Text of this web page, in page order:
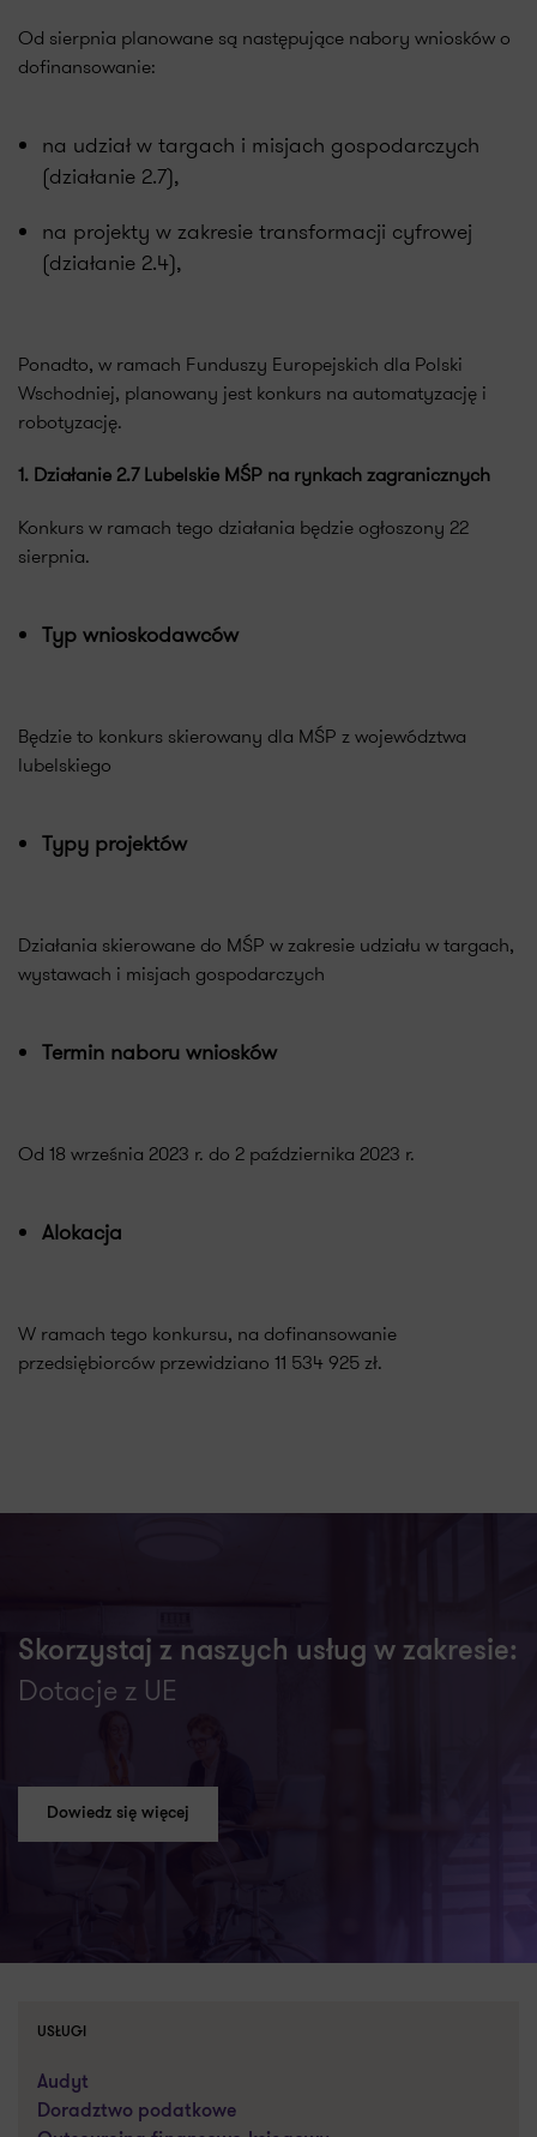
Od sierpnia planowane są następujące nabory wniosków o
dofinansowanie:
na udział w targach i misjach gospodarczych
(działanie 2.7),
na projekty w zakresie transformacji cyfrowej
(działanie 2.4),
Ponadto, w ramach Funduszy Europejskich dla Polski
Wschodniej, planowany jest konkurs na automatyzację i
robotyzację.
1. Działanie 2.7 Lubelskie MŚP na rynkach zagranicznych
Konkurs w ramach tego działania będzie ogłoszony 22
sierpnia.
Typ wnioskodawców
Będzie to konkurs skierowany dla MŚP z województwa
lubelskiego
Typy projektów
Działania skierowane do MŚP w zakresie udziału w targach,
wystawach i misjach gospodarczych
Termin naboru wniosków
Od 18 września 2023 r. do 2 października 2023 r.
Alokacja
W ramach tego konkursu, na dofinansowanie
przedsiębiorców przewidziano 11 534 925 zł.
Skorzystaj z naszych usług w zakresie:
Dotacje z UE
Dowiedz się więcej
USŁUGI
Audyt
Doradztwo podatkowe